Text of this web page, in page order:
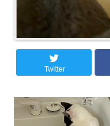
Twitter